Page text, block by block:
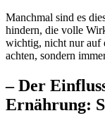
Manchmal ⁢sind es
hindern, die‌ volle
wichtig, ‍nicht nur auf
achten, sondern
– Der
Ernährung: